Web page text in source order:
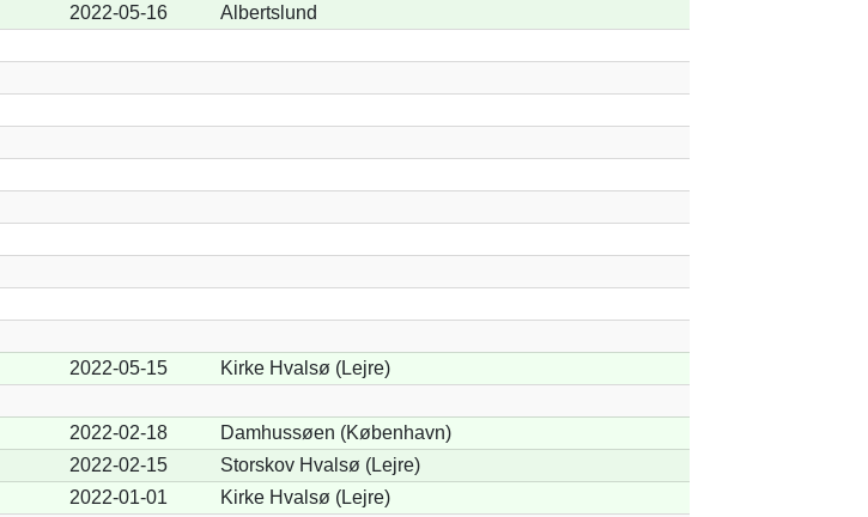
2022-05-16
Albertslund
2022-05-15
Kirke Hvalsø (Lejre)
2022-02-18
Damhussøen (København)
2022-02-15
Storskov Hvalsø (Lejre)
2022-01-01
Kirke Hvalsø (Lejre)